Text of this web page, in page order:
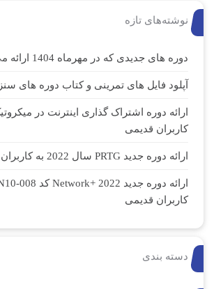
نوشته‌های تازه
دوره های جدیدی که در مهرماه 1404 ارائه می شود
آپلود فایل های تمرینی و کتاب دوره های سنز SANS
کاربران قدیمی
ارائه دوره جدید PRTG سال 2022 به کاربران قدیمی
کاربران قدیمی
دسته بندی